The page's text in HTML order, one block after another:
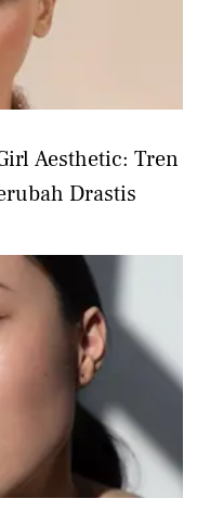
Aesthetic: Tren
Drastis